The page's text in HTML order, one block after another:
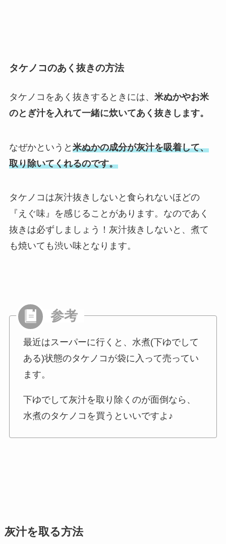
タケノコのあく抜きの方法
タケノコをあく抜きするときには、 米ぬかやお米
のとぎ汁を入れて一緒に炊いてあく抜きします。
なぜかというと 米ぬかの成分が灰汁を吸着して、
取り除いてくれるのです。
タケノコは灰汁抜きしないと食られないほどの
『えぐ味』を感じることがあります。なのであく
抜きは必ずしましょう！灰汁抜きしないと、煮て
も焼いても渋い味となります。
最近はスーパーに行くと、水煮(下ゆでして
ある)状態のタケノコが袋に入って売ってい
ます。
下ゆでして灰汁を取り除くのが面倒なら、
水煮のタケノコを買うといいですよ♪
灰汁を取る方法